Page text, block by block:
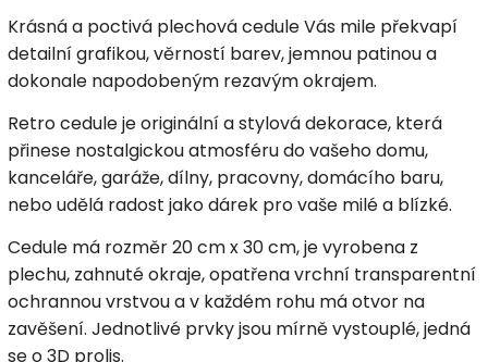
Krásná a poctivá plechová cedule Vás mile překvapí
detailní grafikou, věrností barev, jemnou patinou a
dokonale napodobeným rezavým okrajem.
Retro cedule je originální a stylová dekorace, která
přinese nostalgickou atmosféru do vašeho domu,
kanceláře, garáže, dílny, pracovny, domácího baru,
nebo udělá radost jako dárek pro vaše milé a blízké.
Cedule má rozměr 20 cm x 30 cm, je vyrobena z
plechu, zahnuté okraje, opatřena vrchní transparentní
ochrannou vrstvou a v každém rohu má otvor na
zavěšení. Jednotlivé prvky jsou mírně vystouplé, jedná
se o 3D prolis.